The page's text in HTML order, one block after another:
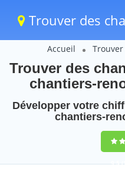
Trouver des
Accueil
Trouver des
chantiers-
Développer votre
chantiers-
9,5